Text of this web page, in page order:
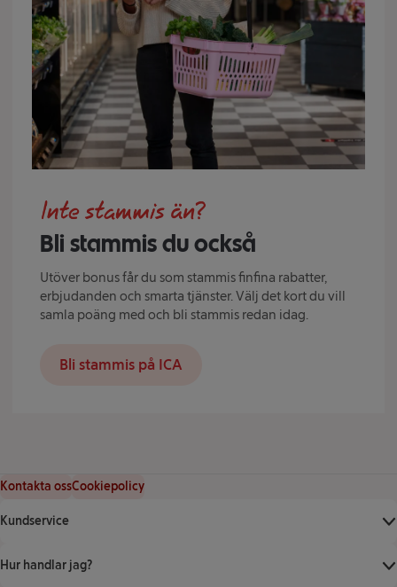
Bli stammis du också
Utöver bonus får du som stammis finfina rabatter,
erbjudanden och smarta tjänster. Välj det kort du vill
samla poäng med och bli stammis redan idag.
Bli stammis på ICA
Kontakta ossCookiepolicy
Kundservice
Hur handlar jag?